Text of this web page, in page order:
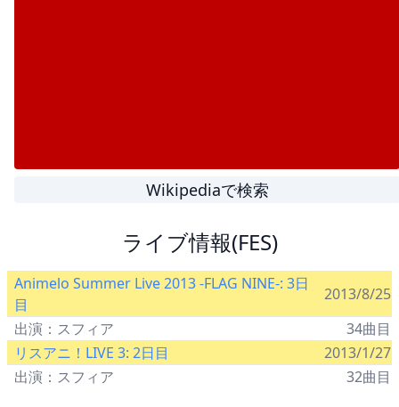
Wikipediaで検索
ライブ情報(FES)
Animelo Summer Live 2013 -FLAG NINE-: 3日
目
2013/8/25
出演：スフィア
34曲目
リスアニ！LIVE 3: 2日目
2013/1/27
出演：スフィア
32曲目